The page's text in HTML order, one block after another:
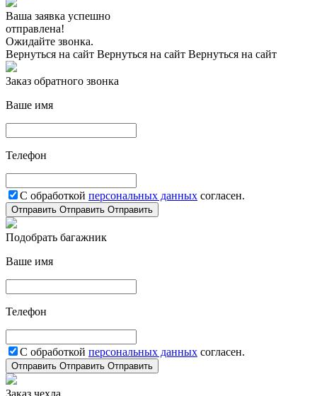
Ваша заявка успешно
отправлена!
Ожидайте звонка.
Вернуться на сайт Вернуться на сайт Вернуться на сайт
Заказ обратного звонка
Ваше имя
Телефон
С обработкой персональных данных согласен.
Отправить Отправить Отправить
Подобрать багажник
Ваше имя
Телефон
С обработкой персональных данных согласен.
Отправить Отправить Отправить